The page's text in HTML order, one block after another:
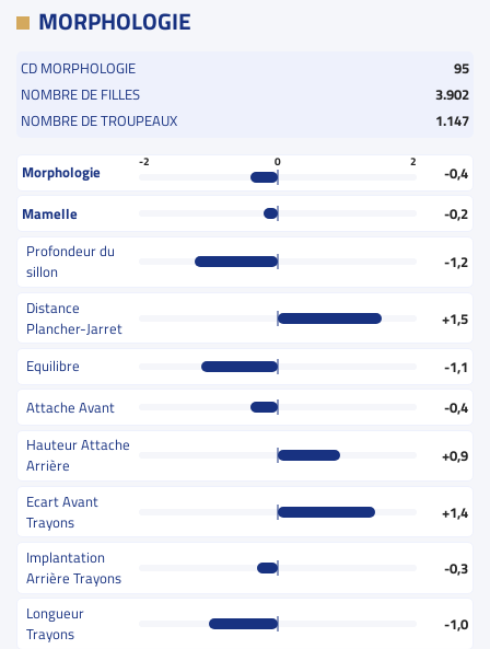
MORPHOLOGIE
CD MORPHOLOGIE
95
NOMBRE DE FILLES
3.902
NOMBRE DE TROUPEAUX
1.147
Morphologie
-2 0 2
-0,4
Mamelle
-0,2
Profondeur du
sillon
-1,2
Distance
Plancher-Jarret
+1,5
Equilibre
-1,1
Attache Avant
-0,4
Hauteur Attache
Arrière
+0,9
Ecart Avant
Trayons
+1,4
Implantation
Arrière Trayons
-0,3
Longueur
Trayons
-1,0